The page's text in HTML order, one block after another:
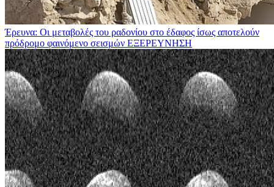
Έρευνα: Οι μεταβολές του ραδονίου στο έδαφος ίσως αποτελούν
πρόδρομο φαινόμενο σεισμών ΕΞΕΡΕΥΝΗΣΗ